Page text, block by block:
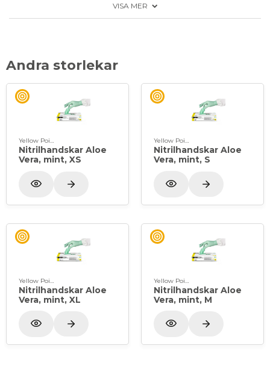
och lägger till ett extra lager aloe vera för att hålla
VISA MER
Andra storlekar
Yellow Point
Nitrilhandskar Aloe
Vera, mint, XS
Yellow Point
Nitrilhandskar Aloe
Vera, mint, S
Yellow Point
Nitrilhandskar Aloe
Vera, mint, XL
Yellow Point
Nitrilhandskar Aloe
Vera, mint, M